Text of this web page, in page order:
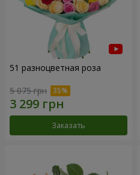
51 разноцветная роза
5 075 грн
Заказать